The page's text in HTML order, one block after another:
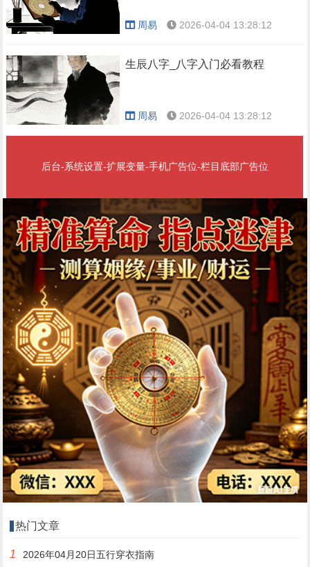
周易 2026-04-04 13:28:12
生辰八字_八字入门必看教程
周易 2026-04-04 13:28:12
后台-系统设置-扩展变量-手机广告位-栏目底部广告位
热门文章
1 2026年04月20日五行穿衣指南